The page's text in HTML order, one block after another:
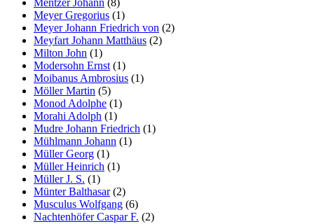
Mentzer Johann (8)
Meyer Gregorius (1)
Meyer Johann Friedrich von (2)
Meyfart Johann Matthäus (2)
Milton John (1)
Modersohn Ernst (1)
Moibanus Ambrosius (1)
Möller Martin (5)
Monod Adolphe (1)
Morahi Adolph (1)
Mudre Johann Friedrich (1)
Mühlmann Johann (1)
Müller Georg (1)
Müller Heinrich (1)
Müller J. S. (1)
Münter Balthasar(2)
Musculus Wolfgang (6)
Nachtenhöfer Caspar F. (2)